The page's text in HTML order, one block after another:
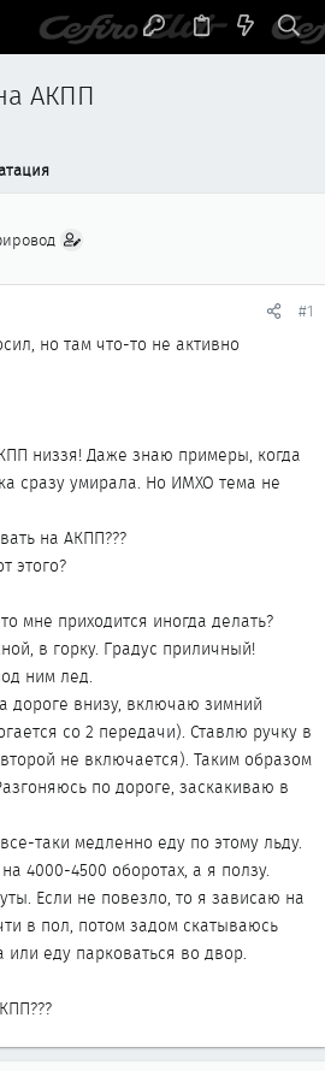
АКПП
#1
но там что-то не активно
низзя! Даже знаю примеры, когда
сразу умирала. Но ИМХО тема не
на АКПП???
этого?
мне приходится иногда делать?
в горку. Градус приличный!
ним лед.
дороге внизу, включаю зимний
со 2 передачи). Ставлю ручку в
не включается). Таким образом
по дороге, заскакиваю в
таки медленно еду по этому льду.
4000-4500 оборотах, а я ползу.
Если не повезло, то я зависаю на
в пол, потом задом скатываюсь
еду парковаться во двор.